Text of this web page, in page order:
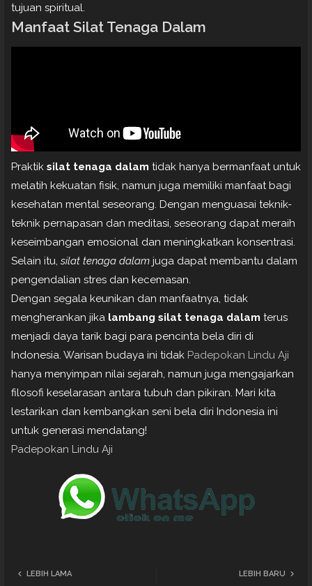
tujuan spiritual.
Manfaat Silat Tenaga Dalam
Praktik silat tenaga dalam tidak hanya bermanfaat untuk
melatih kekuatan fisik, namun juga memiliki manfaat bagi
kesehatan mental seseorang. Dengan menguasai teknik-
teknik pernapasan dan meditasi, seseorang dapat meraih
keseimbangan emosional dan meningkatkan konsentrasi.
Selain itu, silat tenaga dalam juga dapat membantu dalam
pengendalian stres dan kecemasan.
Dengan segala keunikan dan manfaatnya, tidak
mengherankan jika lambang silat tenaga dalam terus
menjadi daya tarik bagi para pencinta bela diri di
Indonesia. Warisan budaya ini tidak Padepokan Lindu Aji
hanya menyimpan nilai sejarah, namun juga mengajarkan
filosofi keselarasan antara tubuh dan pikiran. Mari kita
lestarikan dan kembangkan seni bela diri Indonesia ini
untuk generasi mendatang!
Padepokan Lindu Aji
LEBIH BARU
LEBIH LAMA